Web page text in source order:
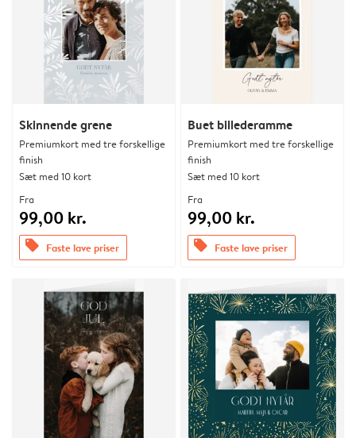
Skinnende grene
Premiumkort med tre forskellige
finish
Sæt med 10 kort
Fra
99,00 kr.
offers Faste lave priser
Buet billederamme
Premiumkort med tre forskellige
finish
Sæt med 10 kort
Fra
99,00 kr.
offers Faste lave priser